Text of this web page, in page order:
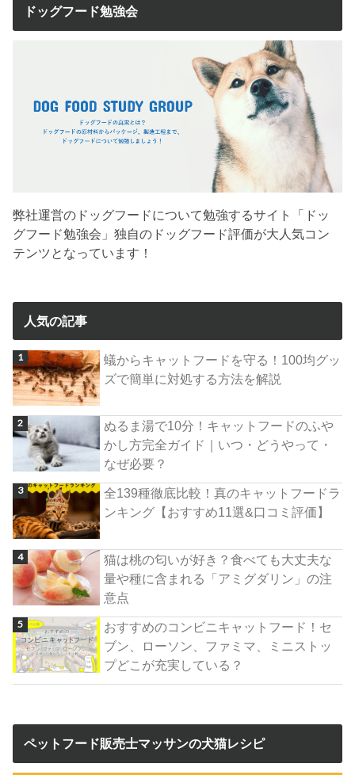
ドッグフード勉強会
弊社運営のドッグフードについて勉強するサイト「ドッ
グフード勉強会」独自のドッグフード評価が大人気コン
テンツとなっています！
人気の記事
蟻からキャットフードを守る！100均グッ
ズで簡単に対処する方法を解説
ぬるま湯で10分！キャットフードのふや
かし方完全ガイド｜いつ・どうやって・
なぜ必要？
全139種徹底比較！真のキャットフードラ
ンキング【おすすめ11選&口コミ評価】
猫は桃の匂いが好き？食べても大丈夫な
量や種に含まれる「アミグダリン」の注
意点
おすすめのコンビニキャットフード！セ
ブン、ローソン、ファミマ、ミニストッ
プどこが充実している？
ペットフード販売士マッサンの犬猫レシピ